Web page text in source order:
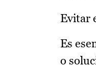
Evitar
Es
o